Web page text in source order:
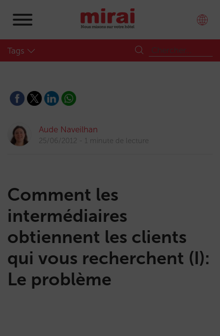
Tags
Aude Naveilhan
25/06/2012 1 minute de lecture
Comment les
intermédiaires
obtiennent les clients
qui vous recherchent (I):
Le problème